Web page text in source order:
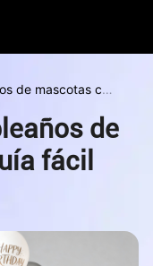
de mascotas con
de
fácil